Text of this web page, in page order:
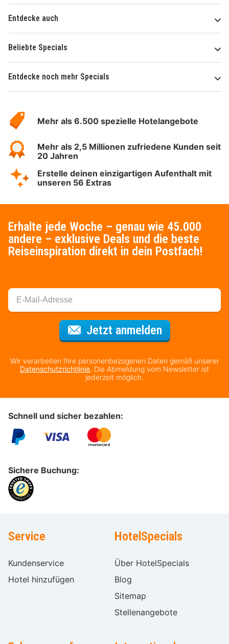
Entdecke auch
Beliebte Specials
Entdecke noch mehr Specials
Hotelspecials
Mehr als 6.500 spezielle Hotelangebote
Mehr als 2,5 Millionen zufriedene Kunden seit
20 Jahren
Erstelle deinen einzigartigen Aufenthalt mit
unseren 56 Extras
Erhalte jede Woche – genau wie 45.000
andere – exklusive Deals und die beste
Reiseinspiration direkt in dein Postfach!
Jetzt anmeldenFür den
Wir verarbeiten Ihre personenbezogenen Daten gemäß unserer
Datenschutzrichtlinie. Die Abmeldung vom Newsletter ist
jederzeit möglich.
Schnell und sicher bezahlen:
Sichere Buchung:
Service
Kundenservice
Hotel hinzufügen
HotelSpecials
Über HotelSpecials
Blog
Sitemap
Stellenangebote